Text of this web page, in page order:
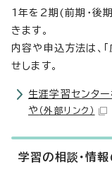
1年を2期(前期・後
きます。
内容や申込方法は、
せします。
生涯学習センタ
や （外部リンク）
学習の相談・情